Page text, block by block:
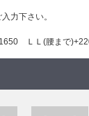
力下さい。
ＬＬ(腰まで